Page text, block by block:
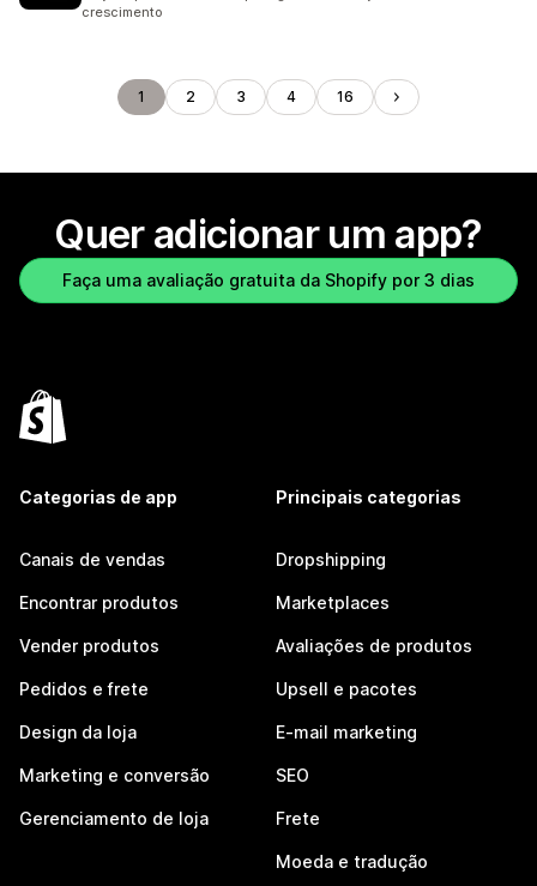
crescimento
1 2 3 4 16
Quer adicionar um app?
Faça uma avaliação gratuita da Shopify por 3 dias
Categorias de app
Canais de vendas
Encontrar produtos
Vender produtos
Pedidos e frete
Design da loja
Marketing e conversão
Gerenciamento de loja
Principais categorias
Dropshipping
Marketplaces
Avaliações de produtos
Upsell e pacotes
E-mail marketing
SEO
Frete
Moeda e tradução